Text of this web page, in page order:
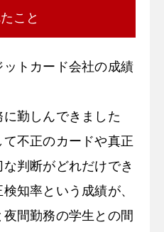
こと
トカード会社の成績
勤しんできました
不正のカードや真正
判断がどれだけでき
知率という成績が、
間勤務の学生との間